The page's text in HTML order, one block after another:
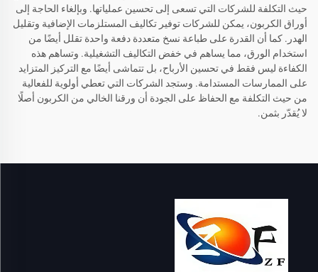
حيث التكلفة للشركات التي تسعى إلى تحسين عملياتها. وبإلغاء الحاجة إلى
أوراق الكربون، يمكن للشركات توفير تكاليف المستلزمات الإضافية وتقليل
الهدر. كما أن القدرة على طباعة نسخ متعددة دفعة واحدة تقلل أيضًا من
استخدام الورق، مما يساهم في خفض التكاليف التشغيلية. وتساهم هذه
الكفاءة ليس فقط في تحسين الأرباح، بل تتماشى أيضًا مع التركيز المتزايد
على الممارسات المستدامة. وستجد الشركات التي تعطي أولوية للفعالية
من حيث التكلفة مع الحفاظ على الجودة أن ورقنا الخالي من الكربون أصلًا
لا يُقدّر بثمن.